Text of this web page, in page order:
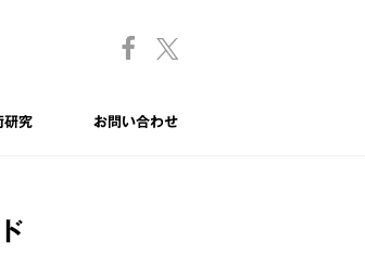
研究 お問い合わせ